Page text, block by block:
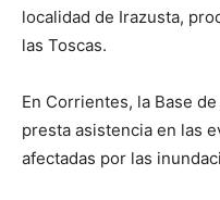
localidad de Irazusta,
las Toscas.
En Corrientes, la Base
presta asistencia en las
afectadas por las